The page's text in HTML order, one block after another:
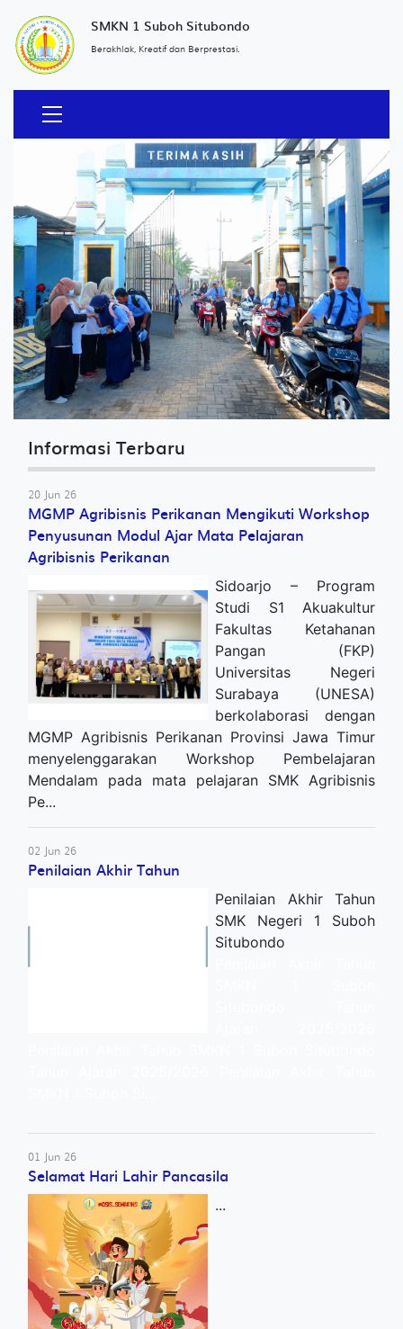
SMKN 1 Suboh Situbondo
Berakhlak, Kreatif dan Berprestasi.
Informasi Terbaru
20 Jun 26
MGMP Agribisnis Perikanan Mengikuti Workshop
Penyusunan Modul Ajar Mata Pelajaran
Agribisnis Perikanan
Sidoarjo – Program
Studi S1 Akuakultur
Fakultas Ketahanan
Pangan (FKP)
Universitas Negeri
Surabaya (UNESA)
berkolaborasi dengan
MGMP Agribisnis Perikanan Provinsi Jawa Timur
menyelenggarakan Workshop Pembelajaran
Mendalam pada mata pelajaran SMK Agribisnis
Pe...
02 Jun 26
Penilaian Akhir Tahun
Penilaian Akhir Tahun
SMK Negeri 1 Suboh
Situbondo
01 Jun 26
Selamat Hari Lahir Pancasila
...